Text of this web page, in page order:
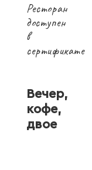
Ресторан
доступен
в
сертификате
Вечер,
кофе,
двое